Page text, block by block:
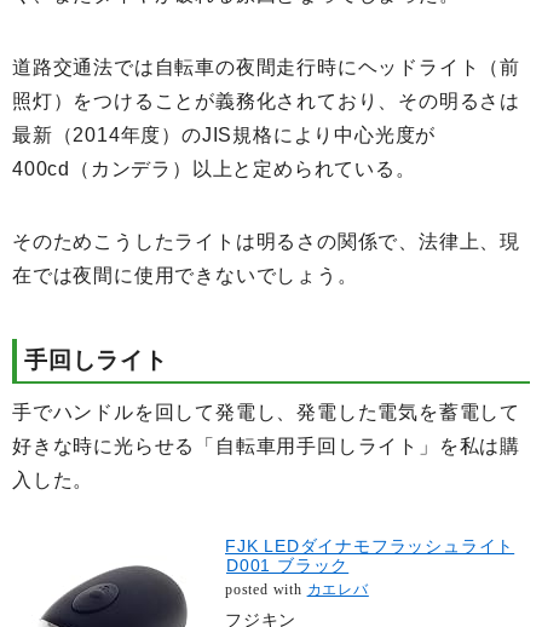
道路交通法では自転車の夜間走行時にヘッドライト（前
照灯）をつけることが義務化されており、その明るさは
最新（2014年度）のJIS規格により中心光度が
400cd（カンデラ）以上と定められている。
そのためこうしたライトは明るさの関係で、法律上、現
在では夜間に使用できないでしょう。
手回しライト
手でハンドルを回して発電し、発電した電気を蓄電して
好きな時に光らせる「自転車用手回しライト」を私は購
入した。
FJK LEDダイナモフラッシュライト
D001 ブラック
posted with カエレバ
フジキン